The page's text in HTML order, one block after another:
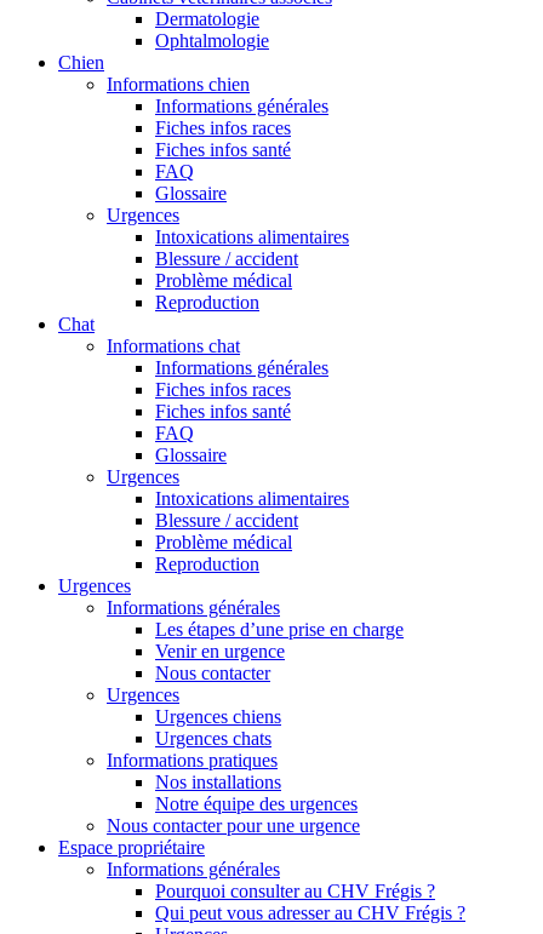
Dermatologie
Ophtalmologie
Chien
Informations chien
Informations générales
Fiches infos races
Fiches infos santé
FAQ
Glossaire
Urgences
Intoxications alimentaires
Blessure / accident
Problème médical
Reproduction
Chat
Informations chat
Informations générales
Fiches infos races
Fiches infos santé
FAQ
Glossaire
Urgences
Intoxications alimentaires
Blessure / accident
Problème médical
Reproduction
Urgences
Informations générales
Les étapes d’une prise en charge
Venir en urgence
Nous contacter
Urgences
Urgences chiens
Urgences chats
Informations pratiques
Nos installations
Notre équipe des urgences
Nous contacter pour une urgence
Espace propriétaire
Informations générales
Pourquoi consulter au CHV Frégis ?
Qui peut vous adresser au CHV Frégis ?